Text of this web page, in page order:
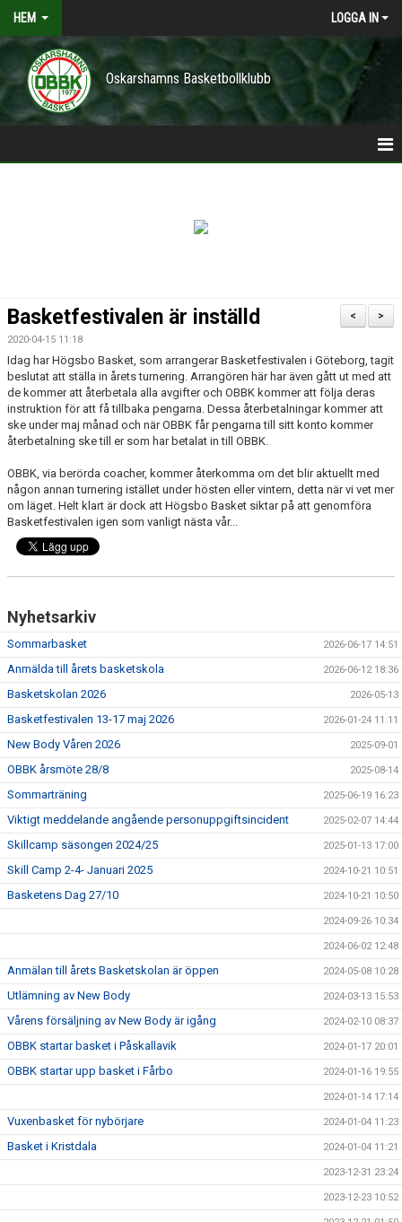
HEM LOGGA IN
Oskarshamns Basketbollklubb
VÅRA LAG/TRÄNARE
KONTAKT
KALENDER
MEDLEMSSKAP
HJÄLPFOND
>
<
Basketfestivalen är inställd
2020-04-15 11:18
Idag har Högsbo Basket, som arrangerar Basketfestivalen i Göteborg, tagit
beslutat att ställa in årets turnering. Arrangören här har även gått ut med att
de kommer att återbetala alla avgifter och OBBK kommer att följa deras
instruktion för att få tillbaka pengarna. Dessa återbetalningar kommer att
ske under maj månad och när OBBK får pengarna till sitt konto kommer
återbetalning ske till er som har betalat in till OBBK.
OBBK, via berörda coacher, kommer återkomma om det blir aktuellt med
någon annan turnering istället under hösten eller vintern, detta när vi vet mer
om läget. Helt klart är dock att Högsbo Basket siktar på att genomföra
Basketfestivalen igen som vanligt nästa vår...
Nyhetsarkiv
Sommarbasket 2026-06-17 14:51
Anmälda till årets basketskola 2026-06-12 18:36
Basketskolan 2026 2026-05-13
Basketfestivalen 13-17 maj 2026 2026-01-24 11:11
New Body Våren 2026 2025-09-01
OBBK årsmöte 28/8 2025-08-14
Sommarträning 2025-06-19 16:23
Viktigt meddelande angående personuppgiftsincident 2025-02-07 14:44
Skillcamp säsongen 2024/25 2025-01-13 17:00
Skill Camp 2-4- Januari 2025 2024-10-21 10:51
Basketens Dag 27/10 2024-10-21 10:50
2024-09-26 10:34
2024-06-02 12:48
Anmälan till årets Basketskolan är öppen 2024-05-08 10:28
Utlämning av New Body 2024-03-13 15:53
Vårens försäljning av New Body är igång 2024-02-10 08:37
OBBK startar basket i Påskallavik 2024-01-17 20:01
OBBK startar upp basket i Fårbo 2024-01-16 19:55
2024-01-14 17:14
Vuxenbasket för nybörjare 2024-01-04 11:23
Basket i Kristdala 2024-01-04 11:21
2023-12-31 23:24
2023-12-23 10:52